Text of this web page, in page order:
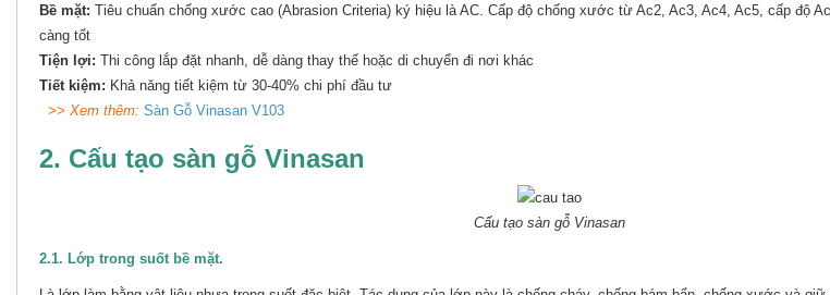
Bề mặt: Tiêu chuẩn chống xước cao (Abrasion Criteria) ký hiệu là AC. Cấp độ chống xước từ Ac2, Ac3, Ac4, Ac5, cấp độ
càng tốt
Tiện lợi: Thi công lắp đặt nhanh, dễ dàng thay thế hoặc di chuyển đi nơi khác
Tiết kiệm: Khả năng tiết kiệm từ 30-40% chi phí đầu tư
>> Xem thêm: Sàn Gỗ Vinasan V103
2. Cấu tạo sàn gỗ Vinasan
Cấu tạo sàn gỗ Vinasan
2.1. Lớp trong suốt bề mặt.